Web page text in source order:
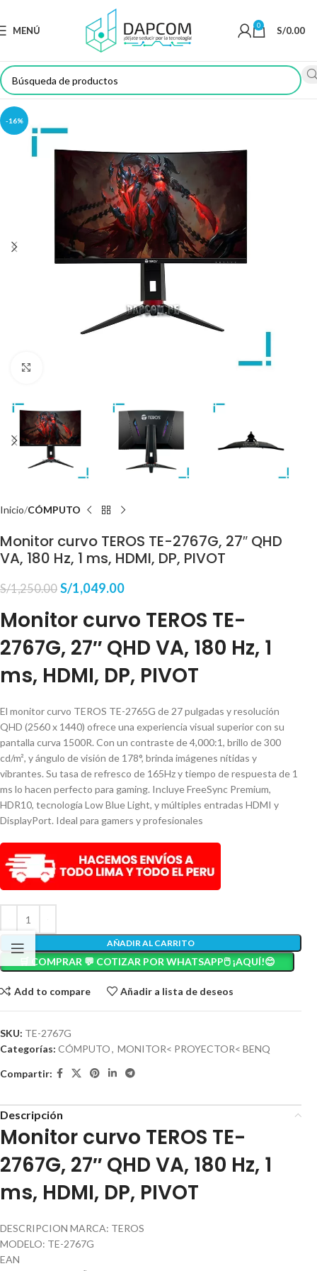
MENÚ 0 S/0.00
-16%
Inicio CÓMPUTO
Monitor curvo TEROS TE-2767G, 27″ QHD
VA, 180 Hz, 1 ms, HDMI, DP, PIVOT
S/1,250.00 S/1,049.00
Monitor curvo TEROS TE-
2767G, 27″ QHD VA, 180 Hz, 1
ms, HDMI, DP, PIVOT
El monitor curvo TEROS TE-2765G de 27 pulgadas y resolución
QHD (2560 x 1440) ofrece una experiencia visual superior con su
pantalla curva 1500R. Con un contraste de 4,000:1, brillo de 300
cd/m², y ángulo de visión de 178°, brinda imágenes nítidas y
vibrantes. Su tasa de refresco de 165Hz y tiempo de respuesta de 1
ms lo hacen perfecto para gaming. Incluye FreeSync Premium,
HDR10, tecnología Low Blue Light, y múltiples entradas HDMI y
DisplayPort. Ideal para gamers y profesionales
AÑADIR AL CARRITO
🛒 COMPRAR 💬 COTIZAR POR WHATSAPP🖱️ ¡AQUÍ!😊
Add to compare Añadir a lista de deseos
SKU: TE-2767G
Categorías: CÓMPUTO, MONITOR< PROYECTOR< BENQ
Compartir:
Descripción
Monitor curvo TEROS TE-
2767G, 27″ QHD VA, 180 Hz, 1
ms, HDMI, DP, PIVOT
DESCRIPCION MARCA: TEROS
MODELO: TE-2767G
EAN